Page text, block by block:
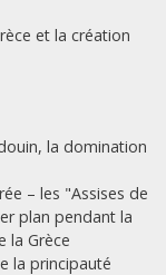
et la création
la domination
– les "Assises de
plan pendant la
la Grèce
la principauté